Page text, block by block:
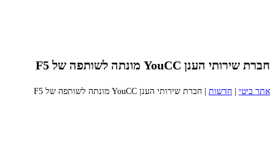
חברת שירותי הענן YouCC מונתה לשותפה של F5
אתר ביטי חדשות חברת שירותי הענן YouCC מונתה לשותפה של F5